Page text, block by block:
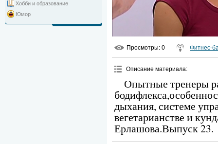
Хобби и образование
Юмор
Просмотры: 0 Фитнес-
Описание материала:
Опытные тренеры
дыхания, системе
вегетарианстве и
Ерлашова.Выпуск 23.